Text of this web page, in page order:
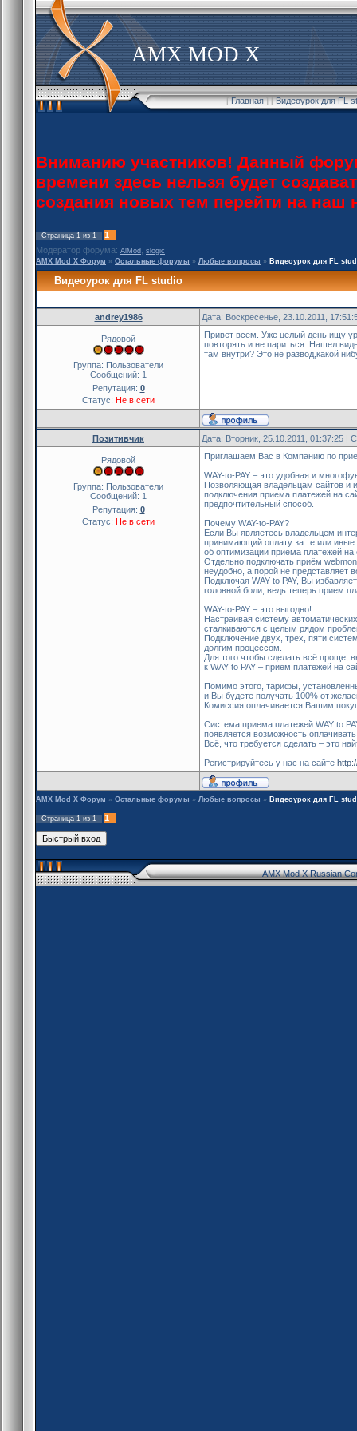
AMX MOD X
[Главная] [Видеоурок для FL
Вниманию участников! Данный
времени здесь нельзя будет
создания новых тем перейти на
Страница 1 из 1
1
Модератор форума: AlMod
slogic
AMX Mod X Форум » Остальные форумы » Любые вопросы » Видеоурок для FL
Видеоурок для FL studio
andrey1986 Дата: Воскресенье, 23.10.2011,
Рядовой
Группа: Пользователи
Сообщений: 1
Репутация: 0
Статус: Не в сети
Привет всем. Уже целый день ищу
повторять и не париться. Нашел
там внутри? Это не развод,какой
Позитивчик Дата: Вторник, 25.10.2011, 01:37:25 |
Рядовой
Группа: Пользователи
Сообщений: 1
Репутация: 0
Статус: Не в сети
Приглашаем Вас в Компанию по
WAY-to-PAY – это удобная и
Позволяющая владельцам сайтов и
подключения приема платежей на
предпочтительный способ.
Почему WAY-to-PAY?
Если Вы являетесь владельцем
принимающий оплату за те или
об оптимизации приёма платежей на
Отдельно подключать приём
неудобно, а порой не представляет
Подключая WAY to PAY, Вы
головной боли, ведь теперь прием
WAY-to-PAY – это выгодно!
Настраивая систему
сталкиваются с целым рядом
Подключение двух, трех, пяти
долгим процессом.
Для того чтобы сделать всё проще,
к WAY to PAY – приём платежей на
Помимо этого, тарифы,
и Вы будете получать 100% от
Комиссия оплачивается Вашим
Система приема платежей WAY to
появляется возможность
Всё, что требуется сделать – это
Регистрируйтесь у нас на сайте
AMX Mod X Форум » Остальные форумы » Любые вопросы » Видеоурок для FL
Страница 1 из 1 1
AMX Mod X Russian